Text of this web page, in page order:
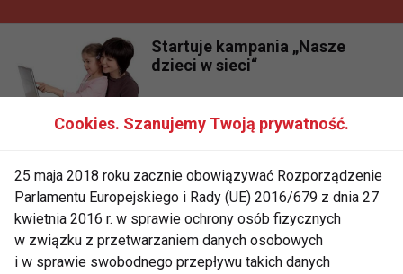
Startuje kampania „Nasze
dzieci w sieci“
Cookies. Szanujemy Twoją prywatność.
25 maja 2018 roku zacznie obowiązywać Rozporządzenie
Parlamentu Europejskiego i Rady (UE) 2016/679 z dnia 27
kwietnia 2016 r. w sprawie ochrony osób fizycznych
w związku z przetwarzaniem danych osobowych
i w sprawie swobodnego przepływu takich danych